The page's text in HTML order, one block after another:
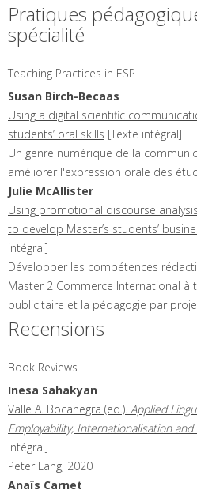
Pratiques
spécialité
Teaching Practices in ESP
Susan Birch-Becaas
Using a digital scientific
students’ oral skills [Texte intégral]
Un genre numérique de la
améliorer l'expression orale des
Julie McAllister
Using promotional discourse
to develop Master’s students’
intégral]
Développer les compétences
Master 2 Commerce International à
publicitaire et la pédagogie par
Recensions
Book Reviews
Inesa Sahakyan
Valle A. Bocanegra (ed.). Applied
Employability, Internationalisation and
intégral]
Peter Lang, 2020
Anaïs Carnet